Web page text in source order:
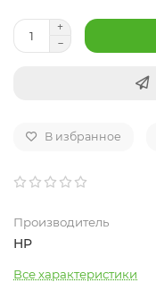
В избранное
Производитель
HP
Все характеристики